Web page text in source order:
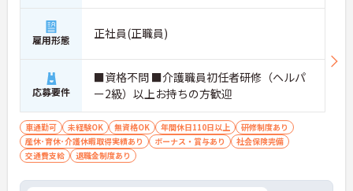
雇用形態 正社員(正職員)
応募要件
■資格不問 ■介護職員初任者研修（ヘルパ
ー2級）以上お持ちの方歓迎
車通勤可 未経験OK 無資格OK 年間休日110日以上
研修制度あり
産休･育休･介護休暇取得実績あり
ボーナス・賞与あり
社会保険完備
交通費支給
退職金制度あり